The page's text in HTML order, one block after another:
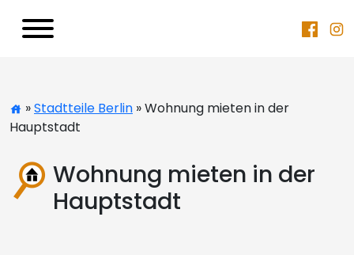
»Stadtteile Berlin » Wohnung mieten in der
Hauptstadt
Wohnung mieten in der
Hauptstadt